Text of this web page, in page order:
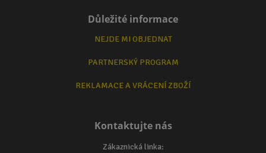
Důležité informace
NEJDE MI OBJEDNAT
PARTNERSKÝ PROGRAM
REKLAMACE A VRÁCENÍ ZBOŽÍ
Kontaktujte nás
Zákaznická linka: